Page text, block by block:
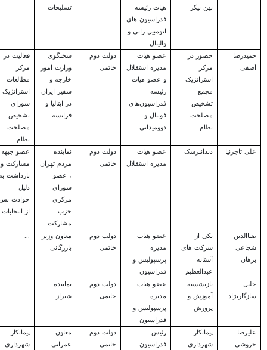
پهن پیکر
هیات رئیسه
فدراسیون های
اتومبیل رانی و
والیبال
تسلیحات
حمیدرضا
آصفی
حضور در
مرکز
استراتژیک
مجمع
تشخیص
مصلحت
نظام
عضو هیات
مدیره استقلال
و عضو هیات
رئیسه
فدراسیون‌های
فوتبال و
دوومیدانی
دولت دوم
خاتمی
سخنگوی
وزارت امور
خارجه و
سفیر ایران
در ایتالیا و
فرانسه
فعالیت در
مرکز
مطالعات
استراتژیک
شورای
تشخیص
مصلحت
نظام
علی تاجرنیا
دندانپزشک
عضو هیات
مدیره استقلال
دولت دوم
خاتمی
نماینده
مردم تهران
، عضو
شورای
مرکزی
حزب
مشارکت
عضو جبهه
مشارکت و
بازداشت
دلیل
حوادث
از انتخابات
ضیاالدین
شجاعی
برهان
یکی از
شرکت های
آستانه
عبدالعظیم
عضو هیات
مدیره
پرسپولیس و
فدراسیون
دولت دوم
خاتمی
معاون وزیر
بازرگانی
...
جلیل
سازگارنژاد
بازنشسته
آموزش و
پرورش
عضو هیات
مدیره
پرسپولیس و
فدراسیون
دولت دوم
خاتمی
نماینده
شیراز
...
علیرضا
خروشی
پیمانکار
شهرداری
رئیس
فدراسیون
دولت دوم
خاتمی
معاون
عمرانی
پیمانکار
شهرداری